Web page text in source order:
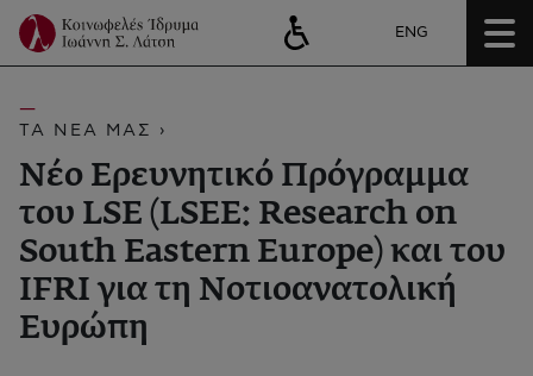
ENG
ΤΑ ΝΕΑ ΜΑΣ ›
Νέο Ερευνητικό Πρόγραμμα
του LSE (LSEE: Research on
South Eastern Europe) και του
IFRI για τη Νοτιοανατολική
Ευρώπη